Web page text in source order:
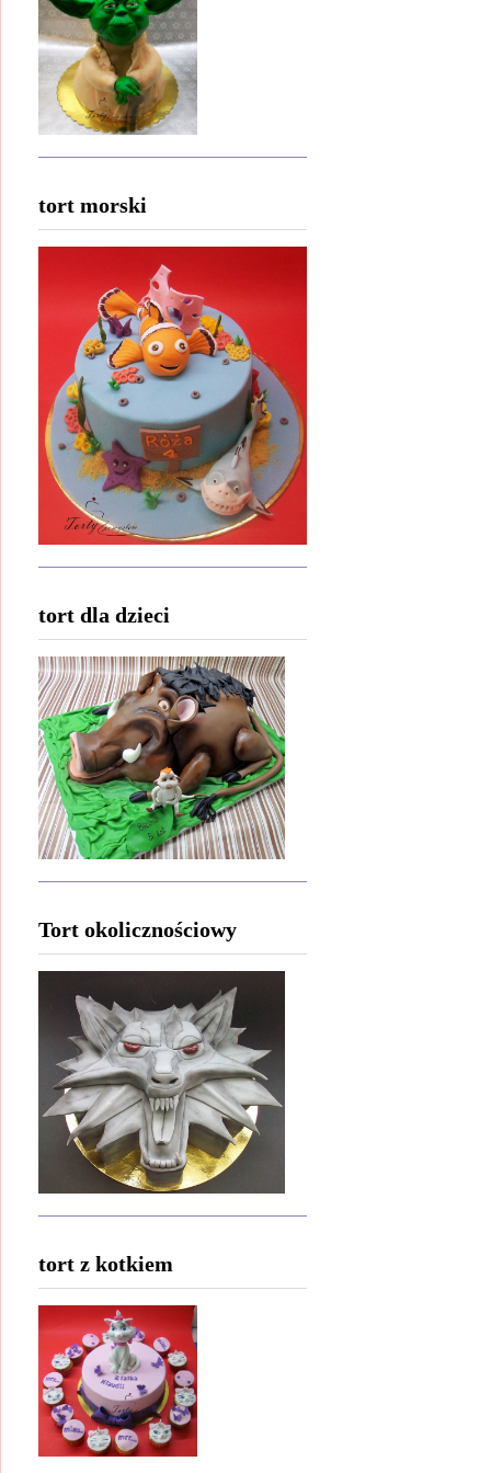
tort morski
tort dla dzieci
Tort okolicznościowy
tort z kotkiem